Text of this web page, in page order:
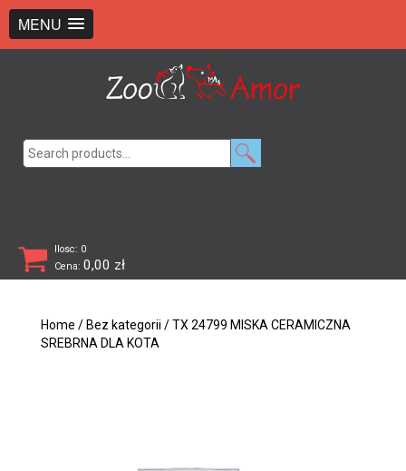
MENU
Ilosc: 0
Cena: 0,00 zł
Home / Bez kategorii / TX 24799 MISKA CERAMICZNA
SREBRNA DLA KOTA